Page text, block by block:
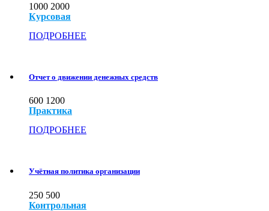
1000 2000
Курсовая
ПОДРОБНЕЕ
Отчет о движении денежных средств
600 1200
Практика
ПОДРОБНЕЕ
Учётная политика организации
250 500
Контрольная